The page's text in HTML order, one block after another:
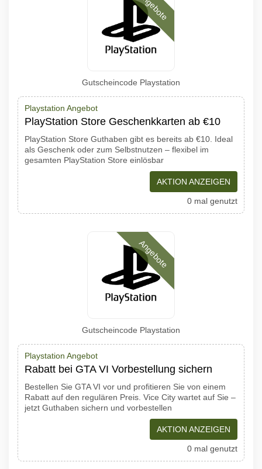
Gutscheincode Playstation
Playstation Angebot
PlayStation Store Geschenkkarten ab €10
PlayStation Store Guthaben gibt es bereits ab €10. Ideal
als Geschenk oder zum Selbstnutzen – flexibel im
gesamten PlayStation Store einlösbar
AKTION ANZEIGEN
0 mal genutzt
Angebote
Gutscheincode Playstation
Playstation Angebot
Rabatt bei GTA VI Vorbestellung sichern
Bestellen Sie GTA VI vor und profitieren Sie von einem
Rabatt auf den regulären Preis. Vice City wartet auf Sie –
jetzt Guthaben sichern und vorbestellen
AKTION ANZEIGEN
0 mal genutzt